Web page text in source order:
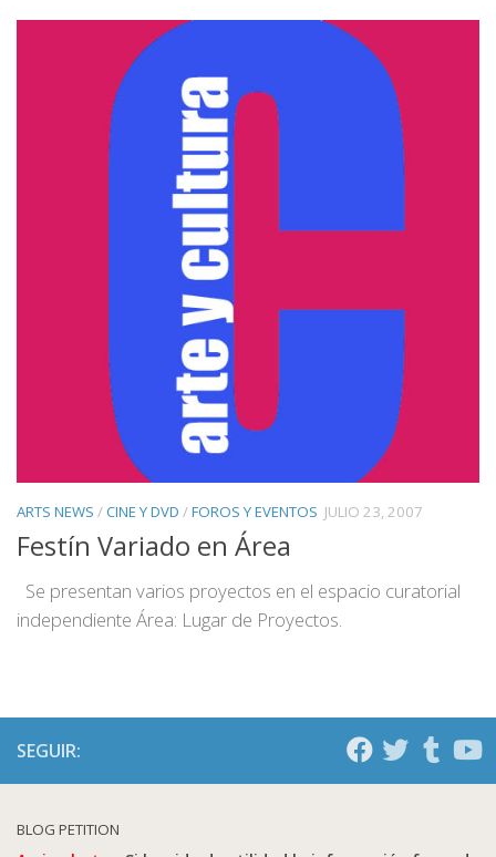
ARTS NEWS /CINE Y DVD /FOROS Y EVENTOS JULIO 23, 2007
Festín Variado en Área
Se presentan varios proyectos en el espacio curatorial
independiente Área: Lugar de Proyectos.
SEGUIR:
BLOG PETITION